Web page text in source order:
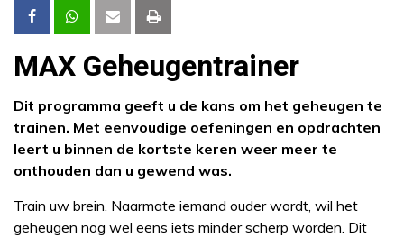
MAX Geheugentrainer
Dit programma geeft u de kans om het geheugen te
trainen. Met eenvoudige oefeningen en opdrachten
leert u binnen de kortste keren weer meer te
onthouden dan u gewend was.
Train uw brein. Naarmate iemand ouder wordt, wil het
geheugen nog wel eens iets minder scherp worden. Dit